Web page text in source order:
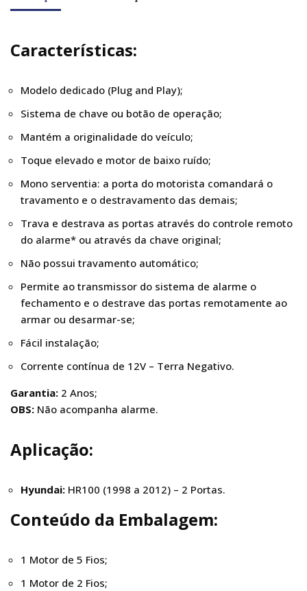
Características:
Modelo dedicado (Plug and Play);
Sistema de chave ou botão de operação;
Mantém a originalidade do veículo;
Toque elevado e motor de baixo ruído;
Mono serventia: a porta do motorista comandará o
travamento e o destravamento das demais;
Trava e destrava as portas através do controle remoto
do alarme* ou através da chave original;
Não possui travamento automático;
Permite ao transmissor do sistema de alarme o
fechamento e o destrave das portas remotamente ao
armar ou desarmar-se;
Fácil instalação;
Corrente contínua de 12V – Terra Negativo.
Garantia: 2 Anos;
OBS: Não acompanha alarme.
Aplicação:
Hyundai: HR100 (1998 a 2012) – 2 Portas.
Conteúdo da Embalagem:
1 Motor de 5 Fios;
1 Motor de 2 Fios;